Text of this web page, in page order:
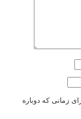
زمانی که دوباره